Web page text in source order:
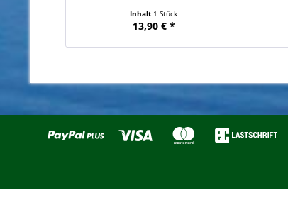
Inhalt 1 Stück
13,90 € *